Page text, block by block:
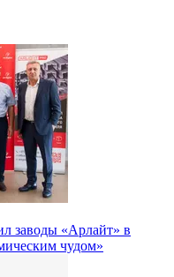
заводы «Арлайт» в
чудом»